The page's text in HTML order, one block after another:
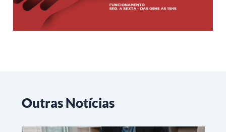
Outras Notícias